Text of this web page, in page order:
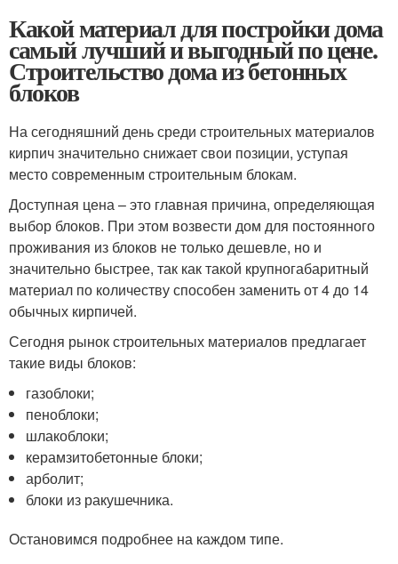
Какой материал для постройки дома
самый лучший и выгодный по цене.
Строительство дома из бетонных
блоков
На сегодняшний день среди строительных материалов
кирпич значительно снижает свои позиции, уступая
место современным строительным блокам.
Доступная цена – это главная причина, определяющая
выбор блоков. При этом возвести дом для постоянного
проживания из блоков не только дешевле, но и
значительно быстрее, так как такой крупногабаритный
материал по количеству способен заменить от 4 до 14
обычных кирпичей.
Сегодня рынок строительных материалов предлагает
такие виды блоков:
газоблоки;
пеноблоки;
шлакоблоки;
керамзитобетонные блоки;
арболит;
блоки из ракушечника.
Остановимся подробнее на каждом типе.